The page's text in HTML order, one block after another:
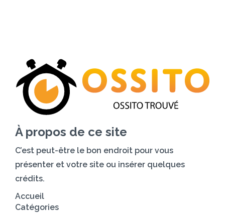
À propos de ce site
C’est peut-être le bon endroit pour vous
présenter et votre site ou insérer quelques
crédits.
Accueil
Catégories